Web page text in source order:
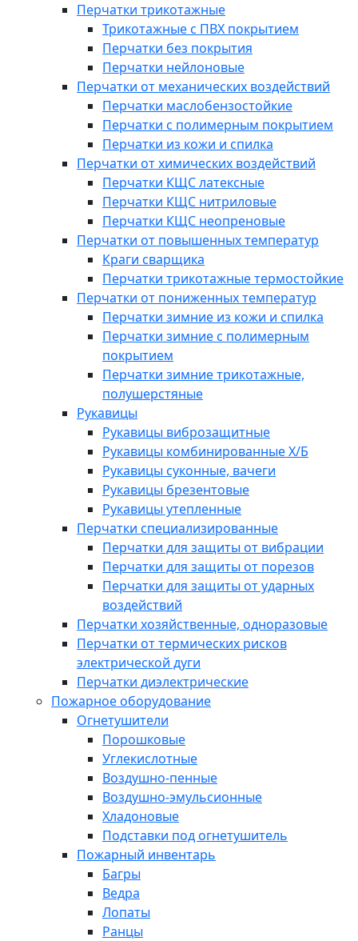
Перчатки трикотажные
Трикотажные с ПВХ покрытием
Перчатки без покрытия
Перчатки нейлоновые
Перчатки от механических воздействий
Перчатки маслобензостойкие
Перчатки с полимерным покрытием
Перчатки из кожи и спилка
Перчатки от химических воздействий
Перчатки КЩС латексные
Перчатки КЩС нитриловые
Перчатки КЩС неопреновые
Перчатки от повышенных температур
Краги сварщика
Перчатки трикотажные термостойкие
Перчатки от пониженных температур
Перчатки зимние из кожи и спилка
Перчатки зимние с полимерным
покрытием
Перчатки зимние трикотажные,
полушерстяные
Рукавицы
Рукавицы виброзащитные
Рукавицы комбинированные Х/Б
Рукавицы суконные, вачеги
Рукавицы брезентовые
Рукавицы утепленные
Перчатки специализированные
Перчатки для защиты от вибрации
Перчатки для защиты от порезов
Перчатки для защиты от ударных
воздействий
Перчатки хозяйственные, одноразовые
Перчатки от термических рисков
электрической дуги
Перчатки диэлектрические
Пожарное оборудование
Огнетушители
Порошковые
Углекислотные
Воздушно-пенные
Воздушно-эмульсионные
Хладоновые
Подставки под огнетушитель
Пожарный инвентарь
Багры
Ведра
Лопаты
Ранцы